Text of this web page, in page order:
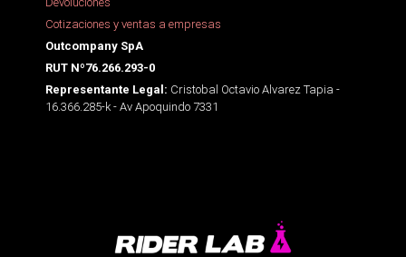
Cotizaciones y ventas a empresas
Outcompany SpA
RUT Nº76.266.293-0
Representante Legal: Cristobal Octavio Alvarez Tapia -
16.366.285-k - Av Apoquindo 7331